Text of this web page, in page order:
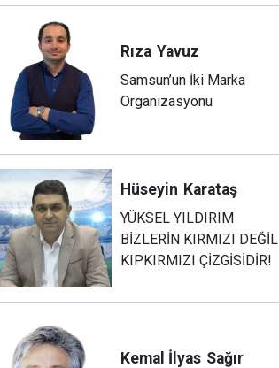
Rıza Yavuz
Samsun’un İki Marka
Organizasyonu
Hüseyin Karataş
YÜKSEL YILDIRIM
BİZLERİN KIRMIZI DEĞİL
KIPKIRMIZI ÇİZGİSİDİR!
Kemal İlyas Sağır